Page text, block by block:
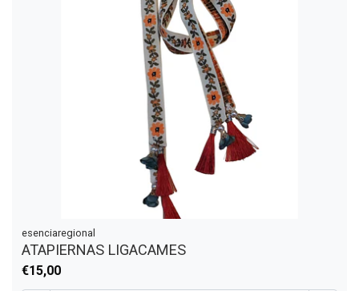
esenciaregional
ATAPIERNAS LIGACAMES
€15,00